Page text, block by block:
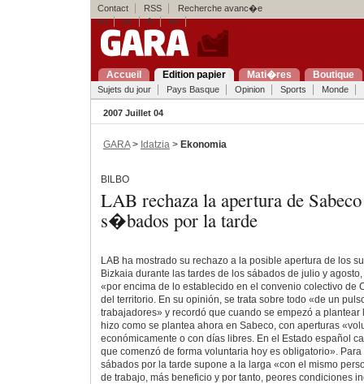
Contact RSS
Recherche avanc�e
eu
es fr en
Accueil Edition papier Mati�res Boutique
Sujets du jour Pays Basque Opinion Sports Monde
2007 Juillet 04
GARA> Idatzia > Ekonomia
BILBO
LAB rechaza la apertura de
s�bados por la tarde
LAB ha mostrado su rechazo a la posible apertura de los
Bizkaia durante las tardes de los sábados de julio y
«por encima de lo establecido en el convenio colectivo de
del territorio. En su opinión, se trata sobre todo «de un
trabajadores» y recordó que cuando se empezó a plantear
hizo como se plantea ahora en Sabeco, con aperturas
económicamente o con días libres. En el Estado español
que comenzó de forma voluntaria hoy es obligatorio».
sábados por la tarde supone a la larga «con el mismo
de trabajo, más beneficio y por tanto, peores condiciones